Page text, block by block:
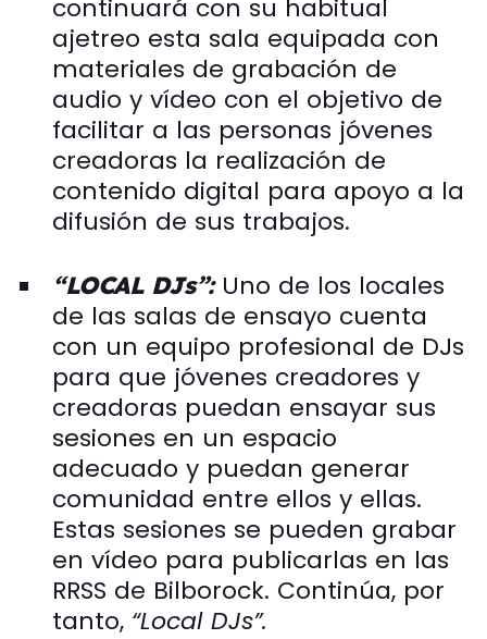
continuará con su habitual
ajetreo esta sala equipada con
materiales de grabación de
audio y vídeo con el objetivo de
facilitar a las personas jóvenes
creadoras la realización de
contenido digital para apoyo a la
difusión de sus trabajos.
“LOCAL DJs”:Uno de los locales
de las salas de ensayo cuenta
con un equipo profesional de DJs
para que jóvenes creadores y
creadoras puedan ensayar sus
sesiones en un espacio
adecuado y puedan generar
comunidad entre ellos y ellas.
Estas sesiones se pueden grabar
en vídeo para publicarlas en las
RRSS de Bilborock. Continúa, por
tanto, “Local DJs”.